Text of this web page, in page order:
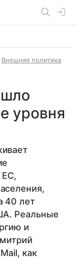
Внешняя политика
уровня
ЕС,
40 лет
Реальные
и
как